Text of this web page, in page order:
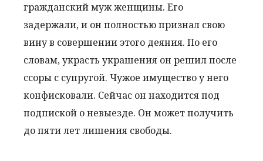
гражданский муж женщины. Его
задержали, и он полностью признал свою
вину в совершении этого деяния. По его
словам, украсть украшения он решил после
ссоры с супругой. Чужое имущество у него
конфисковали. Сейчас он находится под
подпиской о невыезде. Он может получить
до пяти лет лишения свободы.